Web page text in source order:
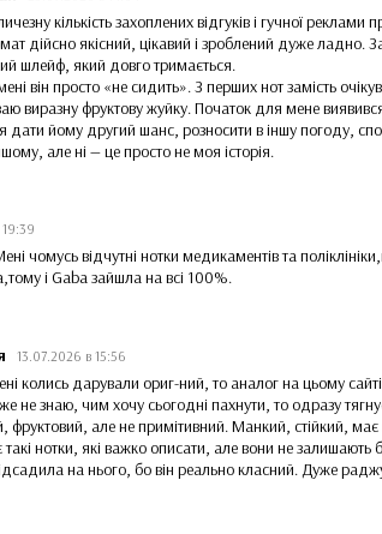
кількість захоплених відгуків і гучної реклами
дійсно якісний, цікавий і зроблений дуже ладно.
шлейф, який довго тримається.
він просто «не сидить». З перших нот замість
виразну фруктову жуйку. Початок для мене
дати йому другий шанс, розносити в іншу погоду,
але ні — це просто не моя історія.
чомусь відчутні нотки медикаментів та
і Gaba зайшла на всі 100%.
13.07.2026 в 15:56
колись дарували ориг-ний, то аналог на цьому
не знаю, чим хочу сьогодні пахнути, то одразу
фруктовий, але не примітивний. Манкий, стійкий,
нотки, які важко описати, але вони не
на нього, бо він реально класний. Дуже